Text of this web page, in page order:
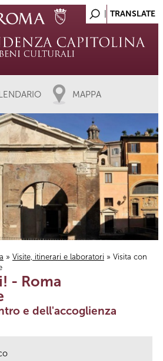
MAPPA
» Visite, itinerari e laboratori » Visita con
- Roma
e dell'accoglienza